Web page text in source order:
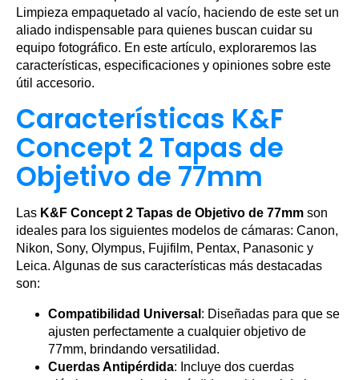
Limpieza empaquetado al vacío, haciendo de este set un
aliado indispensable para quienes buscan cuidar su
equipo fotográfico. En este artículo, exploraremos las
características, especificaciones y opiniones sobre este
útil accesorio.
Características K&F
Concept 2 Tapas de
Objetivo de 77mm
Las K&F Concept 2 Tapas de Objetivo de 77mm son
ideales para los siguientes modelos de cámaras: Canon,
Nikon, Sony, Olympus, Fujifilm, Pentax, Panasonic y
Leica. Algunas de sus características más destacadas
son:
Compatibilidad Universal : Diseñadas para que se
ajusten perfectamente a cualquier objetivo de
77mm, brindando versatilidad.
Cuerdas Antipérdida: Incluye dos cuerdas